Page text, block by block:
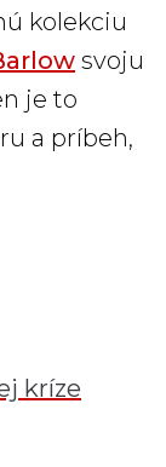
kolekciu
svoju
je to
a príbeh,
kríze